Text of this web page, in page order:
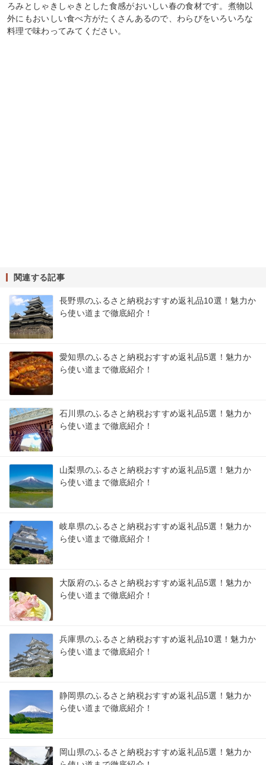
ろみとしゃきしゃきとした食感がおいしい春の食材です。煮物以
外にもおいしい食べ方がたくさんあるので、わらびをいろいろな
料理で味わってみてください。
関連する記事
長野県のふるさと納税おすすめ返礼品10選！魅力か
ら使い道まで徹底紹介！
愛知県のふるさと納税おすすめ返礼品5選！魅力か
ら使い道まで徹底紹介！
石川県のふるさと納税おすすめ返礼品5選！魅力か
ら使い道まで徹底紹介！
山梨県のふるさと納税おすすめ返礼品5選！魅力か
ら使い道まで徹底紹介！
岐阜県のふるさと納税おすすめ返礼品5選！魅力か
ら使い道まで徹底紹介！
大阪府のふるさと納税おすすめ返礼品5選！魅力か
ら使い道まで徹底紹介！
兵庫県のふるさと納税おすすめ返礼品10選！魅力か
ら使い道まで徹底紹介！
静岡県のふるさと納税おすすめ返礼品5選！魅力か
ら使い道まで徹底紹介！
岡山県のふるさと納税おすすめ返礼品5選！魅力か